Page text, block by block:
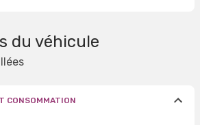
du véhicule
CONSOMMATION